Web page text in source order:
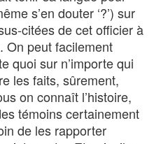
s’en douter ‘?’) sur
citées de cet officier à
On peut facilement
quoi sur n’importe qui
les faits, sûrement,
on connaît l’histoire,
témoins certainement
de les rapporter